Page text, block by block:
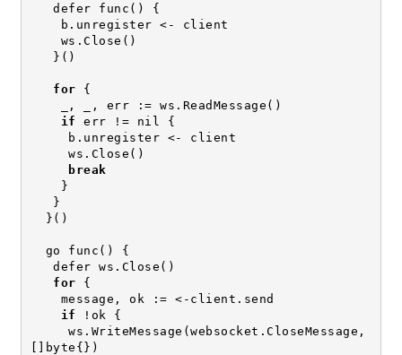
defer func() {
b.unregister <- client
ws.Close()
}()
for {
_, _, err := ws.ReadMessage()
if err != nil {
b.unregister <- client
ws.Close()
break
}
}
}()
go func() {
defer ws.Close()
for {
message, ok := <-client.send
if !ok {
ws.WriteMessage(websocket.CloseMessage,
[]byte{})